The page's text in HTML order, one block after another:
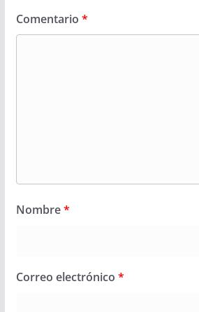
Comentario *
Nombre*
Correo electrónico *